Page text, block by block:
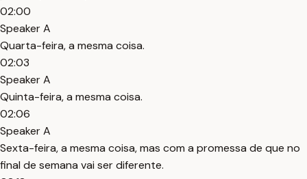
02:00
Speaker A
Quarta-feira, a mesma coisa.
02:03
Speaker A
Quinta-feira, a mesma coisa.
02:06
Speaker A
Sexta-feira, a mesma coisa, mas com a promessa de que no
final de semana vai ser diferente.